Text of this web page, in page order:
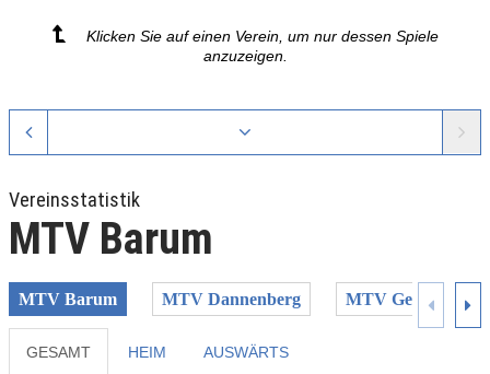
Klicken Sie auf einen Verein, um nur dessen Spiele
anzuzeigen.
Vereinsstatistik
MTV Barum
MTV Barum MTV Dannenberg MTV Gerdau II
GESAMT HEIM AUSWÄRTS